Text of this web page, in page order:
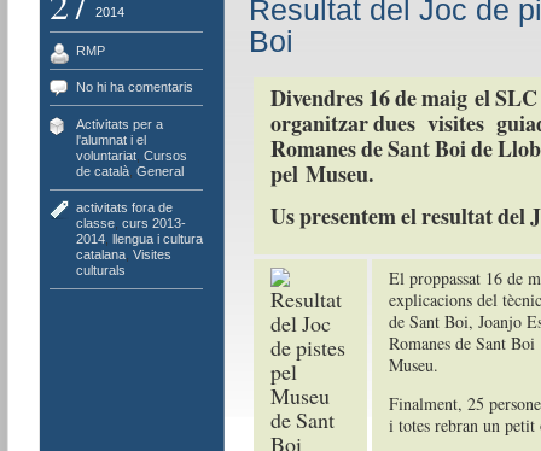
2014
RMP
No hi ha comentaris
Activitats per a
l'alumnat i el
voluntariat, Cursos
de català, General
activitats fora de
classe, curs 2013-
2014, llengua i cultura
catalana, Visites
culturals
Resultat del Joc de
Boi
Divendres 16 de maig el
organitzar dues visites
Romanes de Sant Boi de
pel Museu.
Us presentem el resultat del
El proppassat 16 de
explicacions del
de Sant Boi, Joanjo
Romanes de Sant
Museu.
Finalment, 25
i totes rebran un